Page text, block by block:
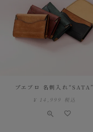
プエブロ 名刺入れ“SATA”
¥ 14,999 税込